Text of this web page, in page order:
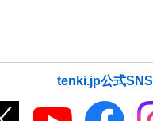
tenki.jp公式SNS